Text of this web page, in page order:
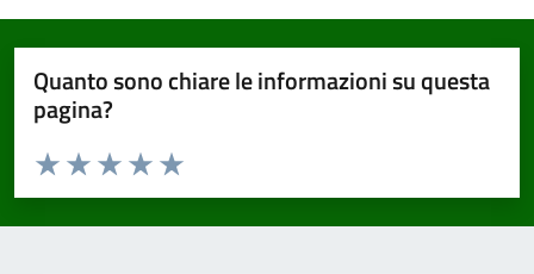
Quanto sono chiare le informazioni su questa
pagina?
Valuta da 1 a 5 stelle la pagina
Valuta 5 stelle su 5
Valuta 4 stelle su 5
Valuta 3 stelle su 5
Valuta 2 stelle su 5
Valuta 1 stelle su 5